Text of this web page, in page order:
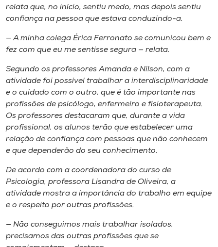
relata que, no início, sentiu medo, mas depois sentiu
confiança na pessoa que estava conduzindo-a.
— A minha colega Érica Ferronato se comunicou bem e
fez com que eu me sentisse segura — relata.
Segundo os professores Amanda e Nilson, com a
atividade foi possível trabalhar a interdisciplinaridade
e o cuidado com o outro, que é tão importante nas
profissões de psicólogo, enfermeiro e fisioterapeuta.
Os professores destacaram que, durante a vida
profissional, os alunos terão que estabelecer uma
relação de confiança com pessoas que não conhecem
e que dependerão do seu conhecimento.
De acordo com a coordenadora do curso de
Psicologia, professora Lisandra de Oliveira, a
atividade mostra a importância do trabalho em equipe
e o respeito por outras profissões.
— Não conseguimos mais trabalhar isolados,
precisamos das outras profissões que se